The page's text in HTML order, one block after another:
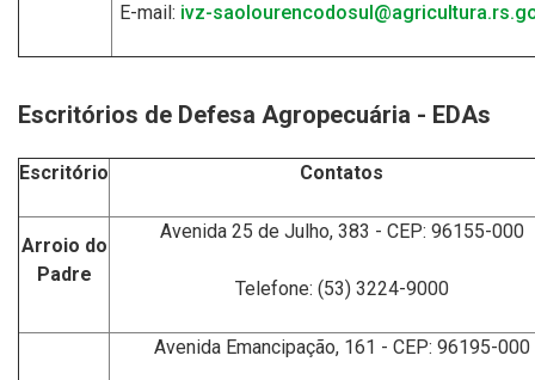
E-mail: ivz-
Escritórios de Defesa Agropecuária - EDAs
Escritório Contatos
Arroio do
Padre
Avenida 25 de Julho, 383 - CEP: 96155-000
Telefone: (53) 3224-9000
Avenida Emancipação, 161 - CEP: 96195-000